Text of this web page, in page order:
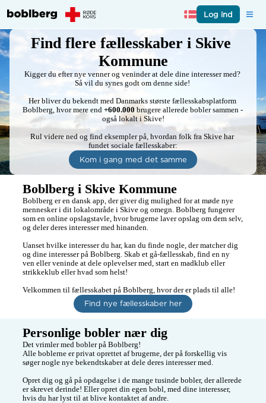
Log ind
Find flere fællesskaber i Skive
Kommune
Kigger du efter nye venner og veninder at dele dine interesser med?
Så vil du synes godt om denne side!
Her bliver du bekendt med Danmarks største fællesskabsplatform
Boblberg, hvor mere end +600.000 brugere allerede bobler sammen -
også lokalt i Skive!
Rul videre ned og find eksempler på, hvordan folk fra Skive har
fundet sociale fællesskaber:
Kom i gang med det samme
Boblberg i Skive Kommune
Boblberg er en dansk app, der giver dig mulighed for at møde nye
mennesker i dit lokalområde i Skive og omegn. Boblberg fungerer
som en online opslagstavle, hvor brugerne laver opslag om dem selv,
og deler deres interesser med hinanden.
Uanset hvilke interesser du har, kan du finde nogle, der matcher dig
og dine interesser på Boblberg. Skab et gå-fællesskab, find en ny
ven eller veninde at dele oplevelser med, start en madklub eller
strikkeklub eller hvad som helst!
Velkommen til fællesskabet på Boblberg, hvor der er plads til alle!
Find nye fællesskaber her
Personlige bobler nær dig
Det vrimler med bobler på Boblberg!
Alle boblerne er privat oprettet af brugerne, der på forskellig vis
søger nogle nye bekendtskaber at dele deres interesser med.
Opret dig og gå på opdagelse i de mange tusinde bobler, der allerede
er skrevet derinde! Eller opret din egen bobl, med dine interesser,
hvis du har lyst til at blive kontaktet af andre.